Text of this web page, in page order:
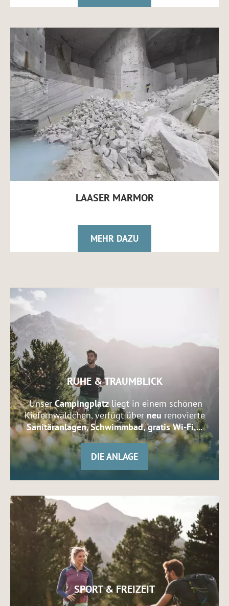
LAASER MARMOR
MEHR DAZU
RUHE & TRAUMBLICK
UnserCampingplatzliegt in einem schönen
Kiefernwäldchen, verfügt über neu renovierte
Sanitäranlagen,Schwimmbad, gratis Wi-Fi,...
DIE ANLAGE
SPORT & FREIZEIT